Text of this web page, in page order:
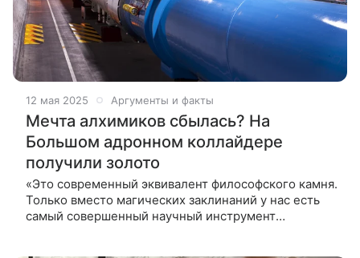
12 мая 2025 Аргументы и факты
Мечта алхимиков сбылась? На
Большом адронном коллайдере
получили золото
«Это современный эквивалент философского камня.
Только вместо магических заклинаний у нас есть
самый совершенный научный инструмент